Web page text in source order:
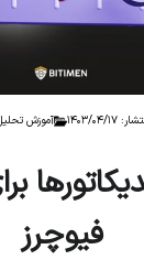
04/17 آموزش تحلیل
فیوچرز